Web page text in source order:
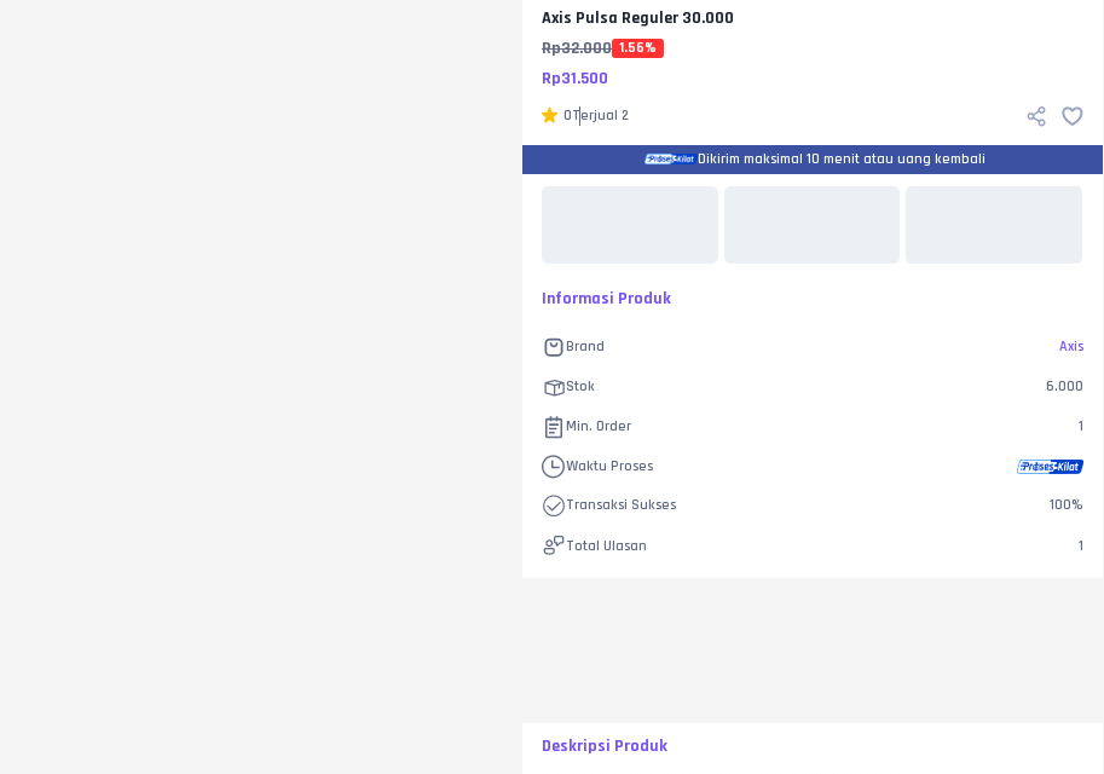
Axis Pulsa Reguler 30.000
Rp32.000 1.56%
Rp31.500
0Terjual 2
Dikirim maksimal 10 menit atau uang kembali
Informasi Produk
Brand Axis
Stok 6.000
Min. Order 1
Waktu Proses
Transaksi Sukses 100%
Total Ulasan 1
Deskripsi Produk